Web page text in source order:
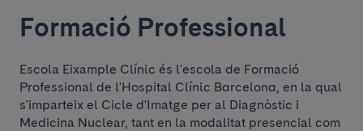
Formació Professional
Escola Eixample Clínic és l'escola de Formació
Professional de l'Hospital Clínic Barcelona, ​​en la qual
s'imparteix el Cicle d'Imatge per al Diagnòstic i
Medicina Nuclear, tant en la modalitat presencial com